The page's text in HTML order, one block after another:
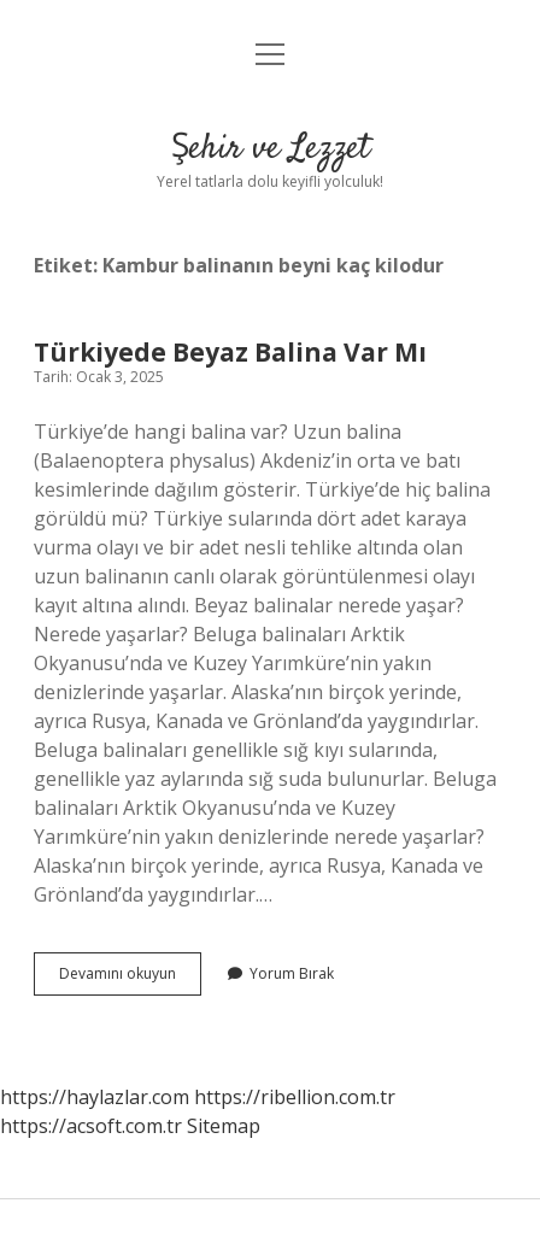
Anasayfa
Yasal Uyarı
menüyü
Şehir ve Lezzet
Yerel tatlarla dolu keyifli yolculuk!
Etiket: Kambur balinanın beyni kaç kilodur
Türkiyede Beyaz Balina Var Mı
Tarih: Ocak 3, 2025
Türkiye’de hangi balina var? Uzun balina
(Balaenoptera physalus) Akdeniz’in orta ve batı
kesimlerinde dağılım gösterir. Türkiye’de hiç balina
görüldü mü? Türkiye sularında dört adet karaya
vurma olayı ve bir adet nesli tehlike altında olan
uzun balinanın canlı olarak görüntülenmesi olayı
kayıt altına alındı. Beyaz balinalar nerede yaşar?
Nerede yaşarlar? Beluga balinaları Arktik
Okyanusu’nda ve Kuzey Yarımküre’nin yakın
denizlerinde yaşarlar. Alaska’nın birçok yerinde,
ayrıca Rusya, Kanada ve Grönland’da yaygındırlar.
Beluga balinaları genellikle sığ kıyı sularında,
genellikle yaz aylarında sığ suda bulunurlar. Beluga
balinaları Arktik Okyanusu’nda ve Kuzey
Yarımküre’nin yakın denizlerinde nerede yaşarlar?
Alaska’nın birçok yerinde, ayrıca Rusya, Kanada ve
Grönland’da yaygındırlar.…
Devamını okuyun Türkiyede
Beyaz
Yorum Bırak
https://haylazlar.com https://ribellion.com.tr
https://acsoft.com.trSitemap